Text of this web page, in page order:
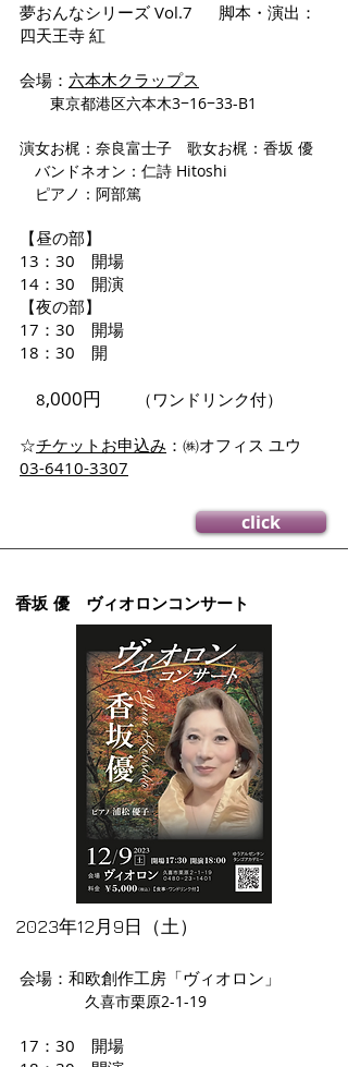
夢おんなシリーズ Vol.7 脚本・演出：
四天王寺 紅
会場： 六本木クラップス
東京都港区六本木3−16−33-B1
演女お梶：奈良富士子 歌女お梶：香坂 優
バンドネオン：仁詩 Hitoshi
ピアノ：阿部篤
【昼の部】
13：30 開場
14：30 開演
【夜の部】
17：30 開場
18：30 開
8,000円 （ワンドリンク付）
​☆チケットお申込み ：㈱オフィス ユウ
03-6410-3307
click
香坂 優 ヴィオロンコンサート
2023年12月9日（土）
会場：和欧創作工房「ヴィオロン」
久喜市栗原2-1-19
17：30 開場